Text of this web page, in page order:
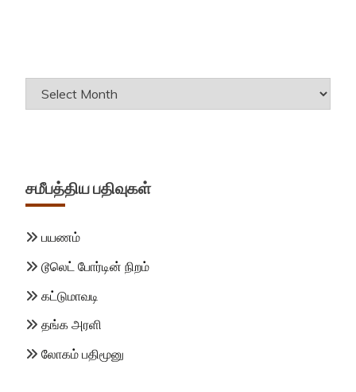
Archives
சமீபத்திய பதிவுகள்
பயணம்
டூலெட் போர்டின் நிறம்
கட்டுமாவடி
தங்க அரளி
லோகம் பதிமூனு